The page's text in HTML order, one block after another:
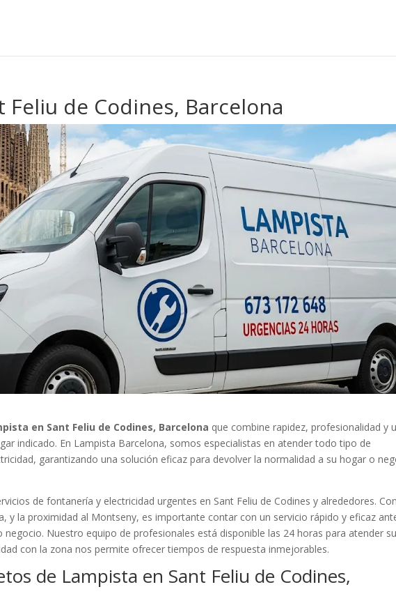
Feliu de Codines, Barcelona
en Sant Feliu de Codines, Barcelona que combine rapidez, profesionalidad y
indicado. En Lampista Barcelona, somos especialistas en atender todo tipo de
garantizando una solución eficaz para devolver la normalidad a su hogar o
de fontanería y electricidad urgentes en Sant Feliu de Codines y alrededores.
y la proximidad al Montseny, es importante contar con un servicio rápido y eficaz
negocio. Nuestro equipo de profesionales está disponible las 24 horas para atender
con la zona nos permite ofrecer tiempos de respuesta inmejorables.
de Lampista en Sant Feliu de Codines,